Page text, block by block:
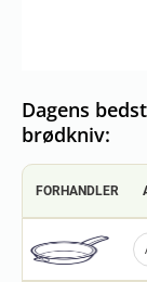
Dagens
brødkniv:
FORHANDLER